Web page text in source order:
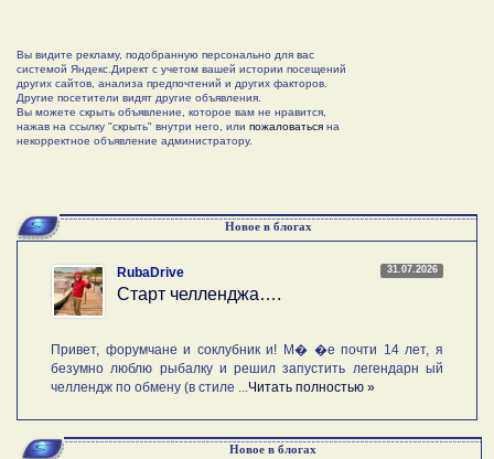
Вы видите рекламу, подобранную персонально для вас
системой Яндекс.Директ с учетом вашей истории посещений
других сайтов, анализа предпочтений и других факторов.
Другие посетители видят другие объявления.
Вы можете скрыть объявление, которое вам не нравится,
нажав на ссылку "скрыть" внутри него, или пожаловаться на
некорректное объявление администратору.
Новое в блогах
31.07.2026
RubaDrive
Старт челленджа….
Привет, форумчане и соклубник и! М� �е почти 14 лет, я
безумно люблю рыбалку и решил запустить легендарн ый
челлендж по обмену (в стиле ... Читать полностью »
Новое в блогах